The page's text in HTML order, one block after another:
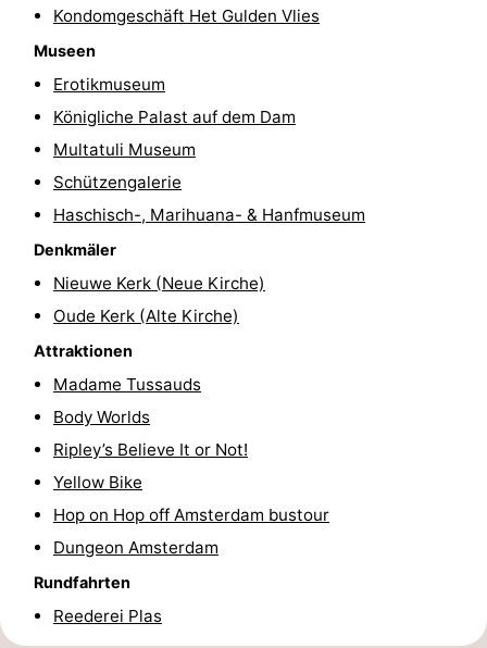
Rundfahrten
Experiences
Führungen
Radfahren
Wandern
Unterhaltung
Nachtleben
Essen
trinken
Einkäufen
Märkte
Kondomgeschäft Het Gulden Vlies
Museen
Erotikmuseum
Königliche Palast auf dem Dam
Multatuli Museum
Schützengalerie
Haschisch-, Marihuana- & Hanfmuseum
Denkmäler
Nieuwe Kerk (Neue Kirche)
Oude Kerk (Alte Kirche)
Attraktionen
Madame Tussauds
Body Worlds
Ripley’s Believe It or Not!
Yellow Bike
Hop on Hop off Amsterdam bustour
Dungeon Amsterdam
Rundfahrten
Reederei Plas